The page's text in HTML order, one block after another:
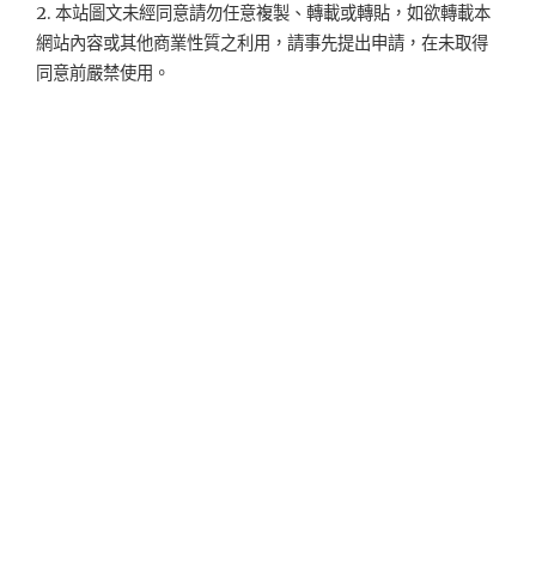
2. 本站圖文未經同意請勿任意複製、轉載或轉貼，如欲轉載本
網站內容或其他商業性質之利用，請事先提出申請，在未取得
同意前嚴禁使用。